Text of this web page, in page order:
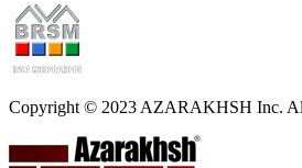
Copyright © 2023 AZARAKHSH Inc.